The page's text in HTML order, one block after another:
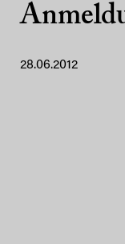
28.06.2012